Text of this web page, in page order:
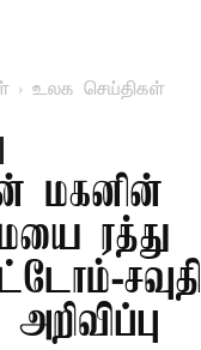
உலக செய்திகள்
மகனின்
ரத்து
சவுதி